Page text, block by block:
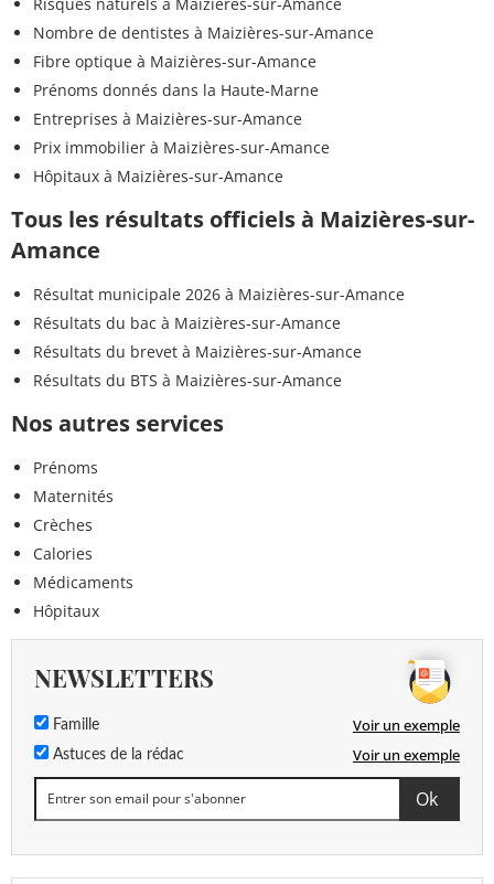
Nombre de dentistes à Maizières-sur-Amance
Fibre optique à Maizières-sur-Amance
Prénoms donnés dans la Haute-Marne
Entreprises à Maizières-sur-Amance
Prix immobilier à Maizières-sur-Amance
Hôpitaux à Maizières-sur-Amance
Tous les résultats officiels à Maizières-sur-
Amance
Résultat municipale 2026 à Maizières-sur-Amance
Résultats du bac à Maizières-sur-Amance
Résultats du brevet à Maizières-sur-Amance
Résultats du BTS à Maizières-sur-Amance
Nos autres services
Prénoms
Maternités
Crèches
Calories
Médicaments
Hôpitaux
NEWSLETTERS
Famille Voir un exemple
Astuces de la rédac Voir un exemple